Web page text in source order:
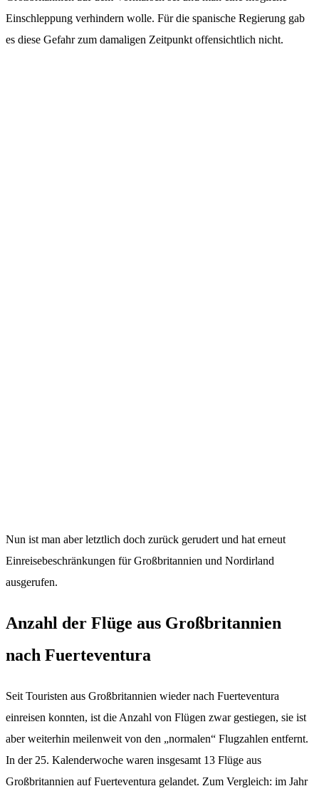
Einschleppung verhindern wolle. Für die spanische Regierung gab
es diese Gefahr zum damaligen Zeitpunkt offensichtlich nicht.
Nun ist man aber letztlich doch zurück gerudert und hat erneut
Einreisebeschränkungen für Großbritannien und Nordirland
ausgerufen.
Anzahl der Flüge aus Großbritannien
nach Fuerteventura
Seit Touristen aus Großbritannien wieder nach Fuerteventura
einreisen konnten, ist die Anzahl von Flügen zwar gestiegen, sie ist
aber weiterhin meilenweit von den „normalen“ Flugzahlen entfernt.
In der 25. Kalenderwoche waren insgesamt 13 Flüge aus
Großbritannien auf Fuerteventura gelandet. Zum Vergleich: im Jahr